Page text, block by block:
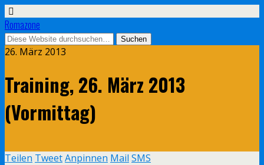
Romazone
26. März 2013
Training, 26. März 2013
(Vormittag)
Teilen TweetAnpinnen Mail SMS